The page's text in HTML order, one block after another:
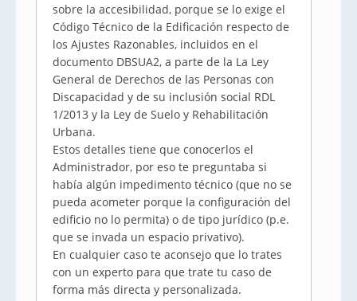
sobre la accesibilidad, porque se lo exige el
Código Técnico de la Edificación respecto de
los Ajustes Razonables, incluidos en el
documento DBSUA2, a parte de la La Ley
General de Derechos de las Personas con
Discapacidad y de su inclusión social RDL
1/2013 y la Ley de Suelo y Rehabilitación
Urbana.
Estos detalles tiene que conocerlos el
Administrador, por eso te preguntaba si
había algún impedimento técnico (que no se
pueda acometer porque la configuración del
edificio no lo permita) o de tipo jurídico (p.e.
que se invada un espacio privativo).
En cualquier caso te aconsejo que lo trates
con un experto para que trate tu caso de
forma más directa y personalizada.